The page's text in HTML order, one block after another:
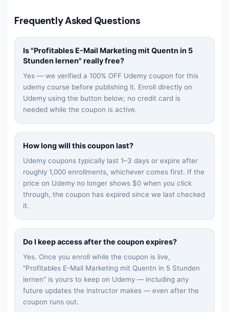
Frequently Asked Questions
Is "Profitables E-Mail Marketing mit Quentn in 5
Stunden lernen" really free?
Yes — we verified a 100% OFF Udemy coupon for this
udemy course before publishing it. Enroll directly on
Udemy using the button below; no credit card is
needed while the coupon is active.
How long will this coupon last?
Udemy coupons typically last 1–3 days or expire after
roughly 1,000 enrollments, whichever comes first. If the
price on Udemy no longer shows $0 when you click
through, the coupon has expired since we last checked
it.
Do I keep access after the coupon expires?
Yes. Once you enroll while the coupon is live,
"Profitables E-Mail Marketing mit Quentn in 5 Stunden
lernen" is yours to keep on Udemy — including any
future updates the instructor makes — even after the
coupon runs out.